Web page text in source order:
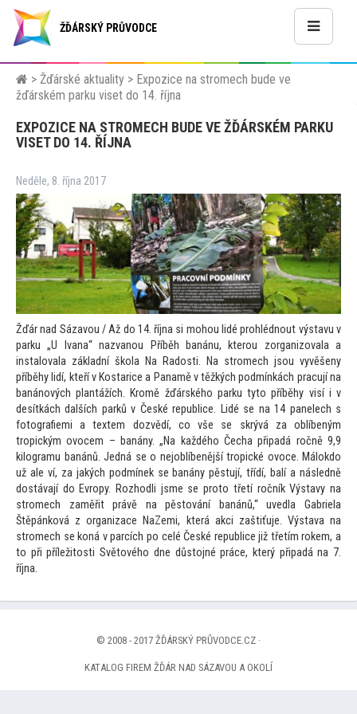
ŽĎÁRSKÝ PRŮVODCE
> Žďárské aktuality > Expozice na stromech bude ve
žďárském parku viset do 14. října
EXPOZICE NA STROMECH BUDE VE ŽĎÁRSKÉM PARKU
VISET DO 14. ŘÍJNA
Neděle, 8. října 2017
Žďár nad Sázavou / Až do 14. října si mohou lidé prohlédnout výstavu v
parku „U Ivana“ nazvanou Příběh banánu, kterou zorganizovala a
instalovala základní škola Na Radosti. Na stromech jsou vyvěšeny
příběhy lidí, kteří v Kostarice a Panamě v těžkých podmínkách pracují na
banánových plantážích. Kromě žďárského parku tyto příběhy visí i v
desítkách dalších parků v České republice. Lidé se na 14 panelech s
fotografiemi a textem dozvědí, co vše se skrývá za oblíbeným
tropickým ovocem – banány. „Na každého Čecha připadá ročně 9,9
kilogramu banánů. Jedná se o nejoblíbenější tropické ovoce. Málokdo
už ale ví, za jakých podmínek se banány pěstují, třídí, balí a následně
dostávají do Evropy. Rozhodli jsme se proto třetí ročník Výstavy na
stromech zaměřit právě na pěstování banánů,“ uvedla Gabriela
Štěpánková z organizace NaZemi, která akci zaštiťuje. Výstava na
stromech se koná v parcích po celé České republice již třetím rokem, a
to při příležitosti Světového dne důstojné práce, který připadá na 7.
října.
© 2008 - 2017 ŽĎÁRSKÝ PRŮVODCE.CZ ·
KATALOG FIREM ŽĎÁR NAD SÁZAVOU A OKOLÍ